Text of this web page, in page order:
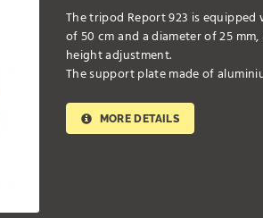
The tripod Report 923 is
of 50 cm and a diameter of 25
height adjustment.
The support plate made of
MORE DETAILS